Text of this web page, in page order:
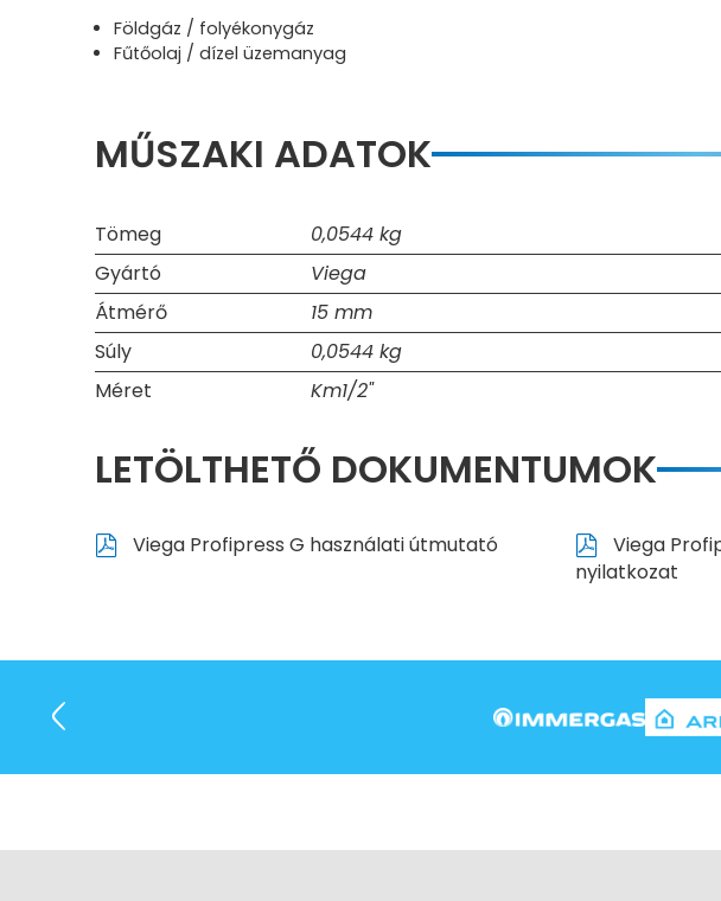
Földgáz / folyékonygáz
Fűtőolaj / dízel üzemanyag
MŰSZAKI ADATOK
Tömeg
0,0544 kg
Gyártó
Viega
Átmérő
15 mm
Súly
0,0544 kg
Méret
Km1/2"
LETÖLTHETŐ DOKUMENTUMOK
Viega Profipress G használati útmutató
Viega
nyilatkozat